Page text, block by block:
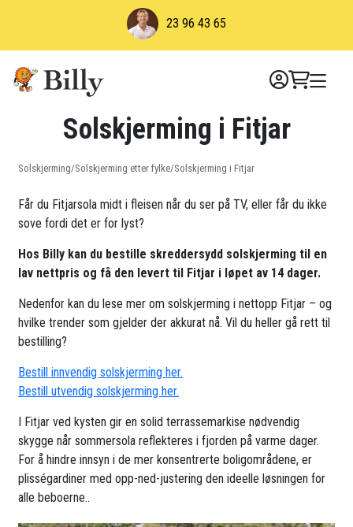
23 96 43 65
Solskjerming i Fitjar
Solskjerming/Solskjerming etter fylke/Solskjerming i Fitjar
Får du Fitjarsola midt i fleisen når du ser på TV, eller får du ikke
sove fordi det er for lyst?
Hos Billy kan du bestille skreddersydd solskjerming til en
lav nettpris og få den levert til Fitjar i løpet av 14 dager.
Nedenfor kan du lese mer om solskjerming i nettopp Fitjar – og
hvilke trender som gjelder der akkurat nå. Vil du heller gå rett til
bestilling?
Bestill innvendig solskjerming her.
Bestill utvendig solskjerming her.
I Fitjar ved kysten gir en solid terrassemarkise nødvendig
skygge når sommersola reflekteres i fjorden på varme dager.
For å hindre innsyn i de mer konsentrerte boligområdene, er
plisségardiner med opp-ned-justering den ideelle løsningen for
alle beboerne..